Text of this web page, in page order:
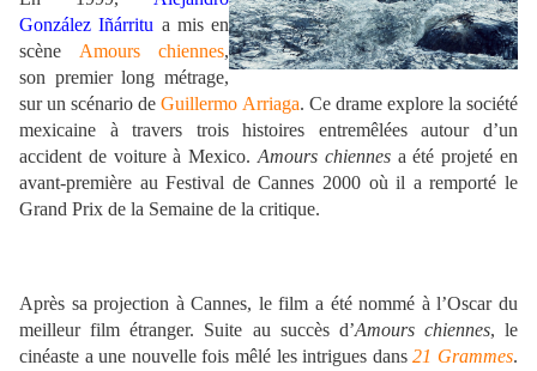
González Iñárritu a mis en
scène Amours chiennes,
son premier long métrage,
sur un scénario deGuillermo Arriaga. Ce drame explore la société
mexicaine à travers trois histoires entremêlées autour d’un
accident de voiture à Mexico. Amours chiennes a été projeté en
avant-première au Festival de Cannes 2000 où il a remporté le
Grand Prix de la Semaine de la critique.
Après sa projection à Cannes, le film a été nommé à l’Oscar du
meilleur film étranger. Suite au succès d’Amours chiennes, le
cinéaste a une nouvelle fois mêlé les intrigues dans21 Grammes.